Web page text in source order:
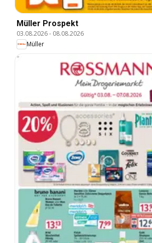
Müller Prospekt
03.08.2026- 08.08.2026
Müller